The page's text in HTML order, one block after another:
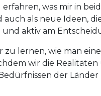
was mir in
als neue Ideen,
aktiv am
zu lernen, wie man
wir die
der